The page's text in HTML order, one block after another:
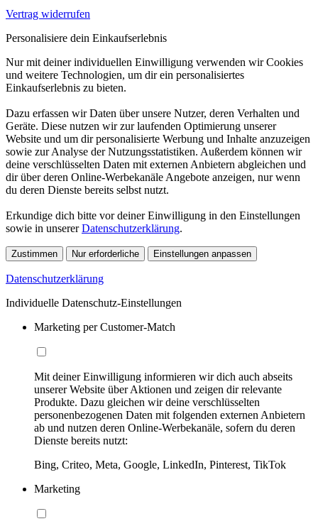
Vertrag widerrufen
Personalisiere dein Einkaufserlebnis
Nur mit deiner individuellen Einwilligung verwenden wir Cookies
und weitere Technologien, um dir ein personalisiertes
Einkaufserlebnis zu bieten.
Dazu erfassen wir Daten über unsere Nutzer, deren Verhalten und
Geräte. Diese nutzen wir zur laufenden Optimierung unserer
Website und um dir personalisierte Werbung und Inhalte anzuzeigen
sowie zur Analyse der Nutzungsstatistiken. Außerdem können wir
deine verschlüsselten Daten mit externen Anbietern abgleichen und
dir über deren Online-Werbekanäle Angebote anzeigen, nur wenn
du deren Dienste bereits selbst nutzt.
Erkundige dich bitte vor deiner Einwilligung in den Einstellungen
sowie in unsererDatenschutzerklärung.
Zustimmen Nur erforderliche Einstellungen anpassen
Datenschutzerklärung
Individuelle Datenschutz-Einstellungen
Marketing per Customer-Match
Mit deiner Einwilligung informieren wir dich auch abseits
unserer Website über Aktionen und zeigen dir relevante
Produkte. Dazu gleichen wir deine verschlüsselten
personenbezogenen Daten mit folgenden externen Anbietern
ab und nutzen deren Online-Werbekanäle, sofern du deren
Dienste bereits nutzt:
Bing, Criteo, Meta, Google, LinkedIn, Pinterest, TikTok
Marketing